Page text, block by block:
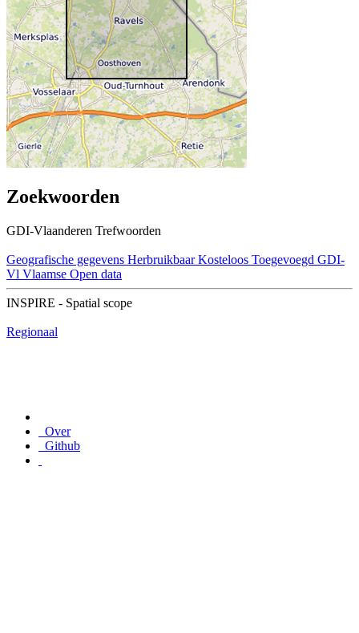
Zoekwoorden
GDI-Vlaanderen Trefwoorden
Geografische gegevens Herbruikbaar Kosteloos Toegevoegd GDI-
Vl Vlaamse Open data
INSPIRE - Spatial scope
Regionaal
Over
Github